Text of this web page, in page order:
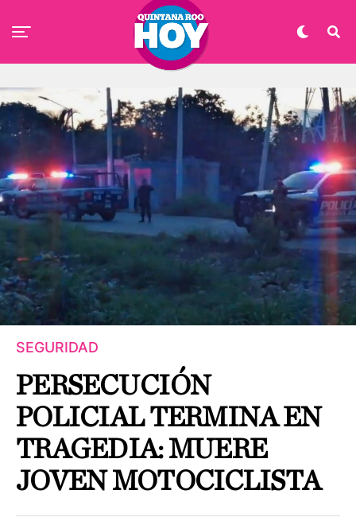
SEGURIDAD
PERSECUCIÓN
POLICIAL TERMINA EN
TRAGEDIA: MUERE
JOVEN MOTOCICLISTA